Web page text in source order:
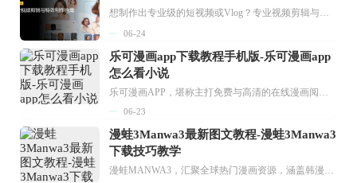
想制作出专业级的短视频或Vlog？专业视频剪辑与特效制作大全专题为你提供了从剪辑、抠像到特效包装的全套解决方案。无论是添加炫酷的片头、进行精准的视频抠图，还是制...
06-24
乐可漫画app下载教程手机版-乐可漫画app
怎么看小说
乐可漫画APP，堪称主打免费与高清的在线漫画阅读神器。其官方版提供海量完整版漫画资源，无论是国内漫画，还是日漫、韩漫、台漫、美漫等国外漫画，应有尽有，随时供你阅读。只需轻点一下，便能直接进入阅读界面。不仅如此，乐可漫画最新版本更新速度极快，在这里，你总能抢先看到全网一手漫画章节内容！...
06-23
漫蛙3Manwa3最新图文教程-漫蛙3Manwa3
下载技巧教学
漫蛙MANWA3，汇聚全球热门漫画资源，涵盖韩漫、欧美漫画、国漫等多种类型，题材丰富多样，全方位满足用户阅读喜好。它不仅是阅读平台，更是创作平台，为广大用户打造零门槛创作环境。...